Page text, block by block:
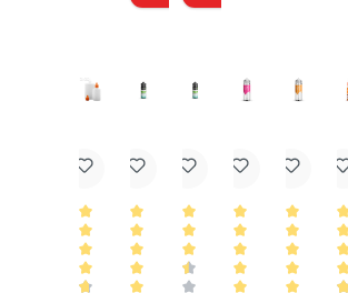
Flasche
Achtung
H317: Kann allergische
Kann allergische Reaktionen